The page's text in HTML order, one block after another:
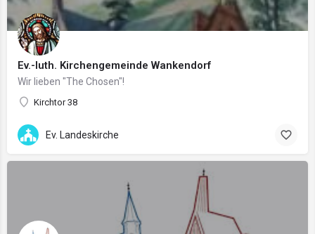
Ev.-luth. Kirchengemeinde Wankendorf
Wir lieben "The Chosen"!
Kirchtor 38
Ev. Landeskirche